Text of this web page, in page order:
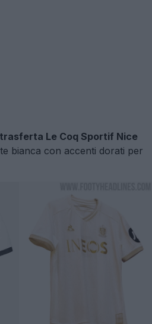
Le Coq Sportif Nice
bianca con accenti dorati per